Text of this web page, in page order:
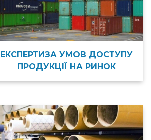
ЕКСПЕРТИЗА УМОВ ДОСТУПУ
ПРОДУКЦІЇ НА РИНОК